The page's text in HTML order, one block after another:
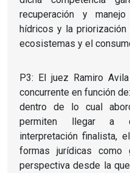
recuperación y
hídricos y la
ecosistemas y el
P3: El juez Ramiro
concurrente en función
dentro de lo cual
permiten llegar a
interpretación finalista,
formas jurídicas
perspectiva desde la